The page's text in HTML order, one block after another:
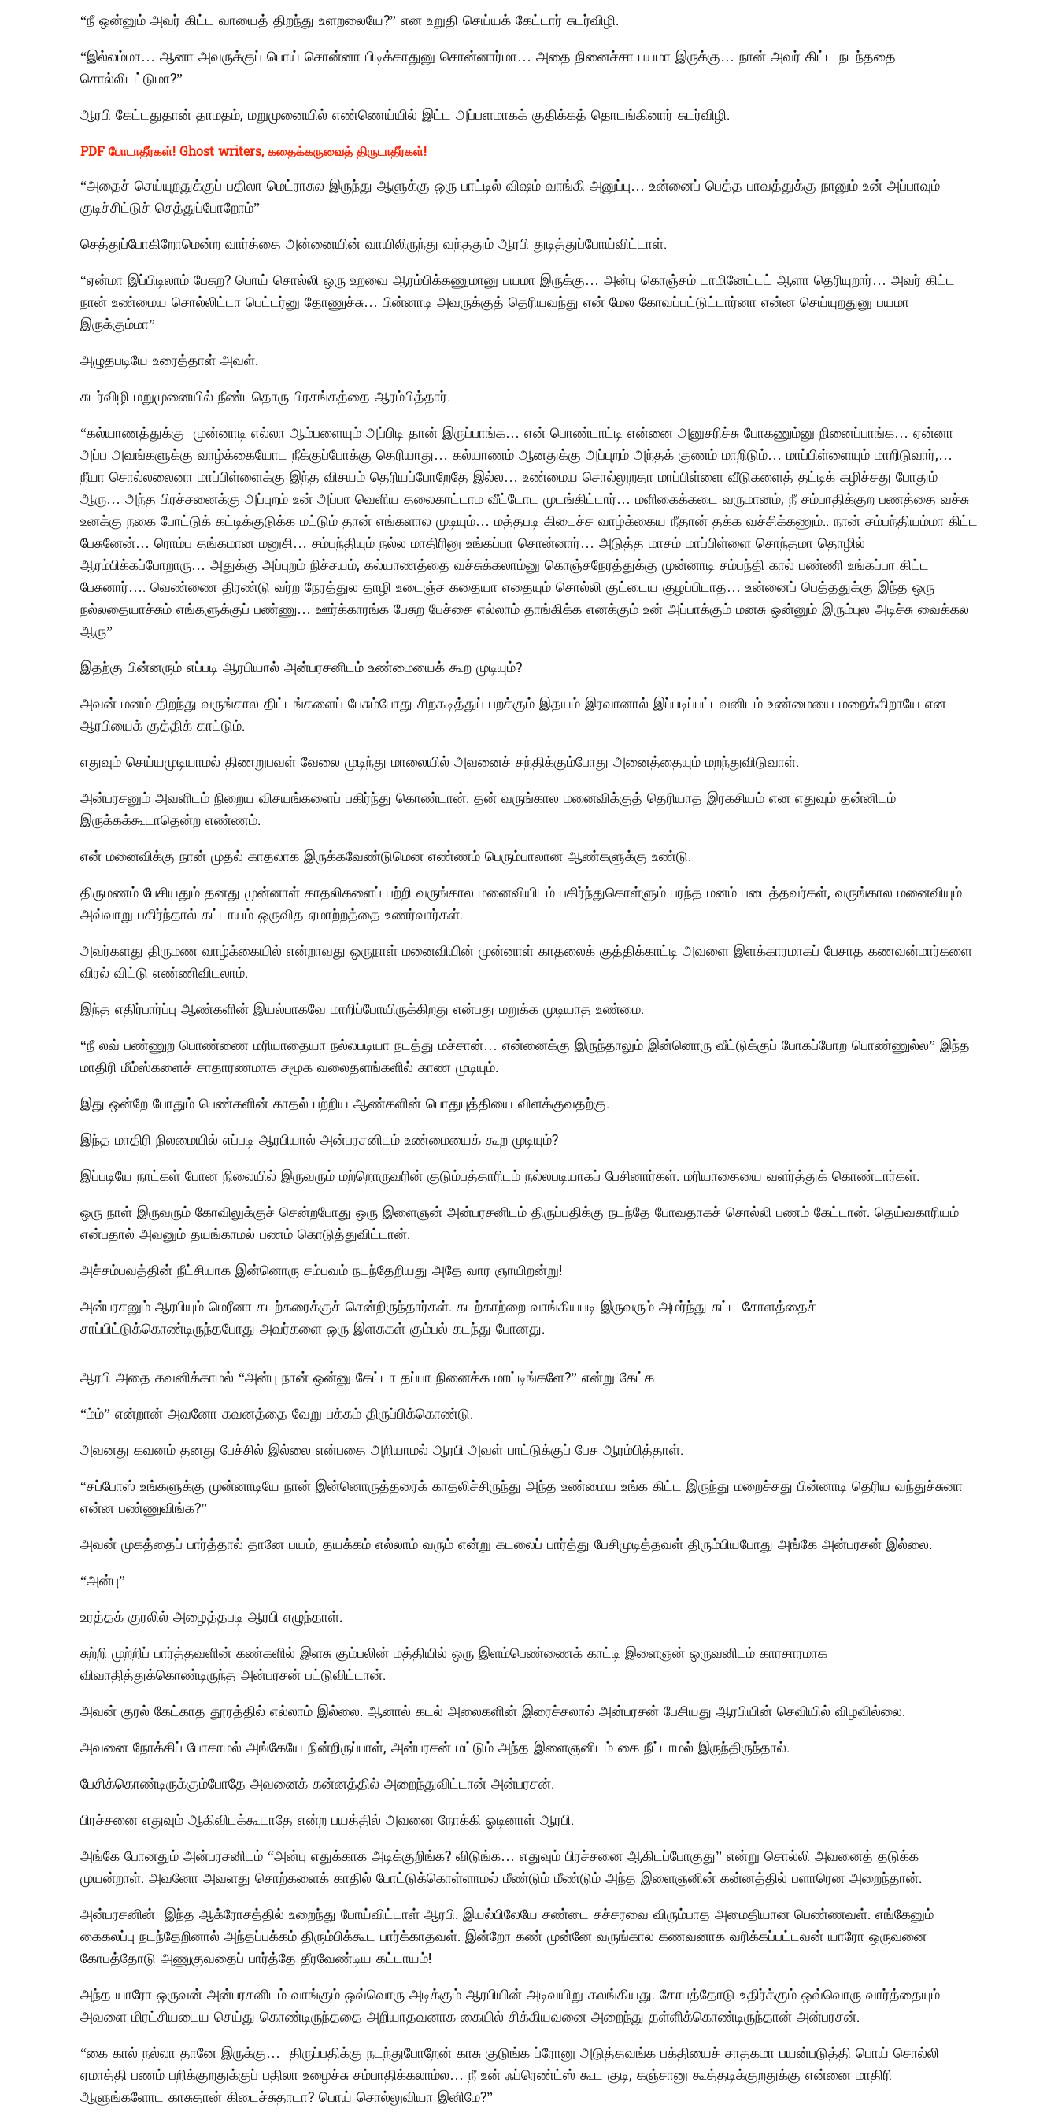
“நீ ஒன்னும் அவர் கிட்ட வாயைத் திறந்து உளறலையே?” என உறுதி செய்யக் கேட்டார் சுடர்விழி.
“இல்லம்மா… ஆனா அவருக்குப் பொய் சொன்னா பிடிக்காதுனு சொன்னார்மா… அதை நினைச்சா பயமா இருக்கு… நான் அவர் கிட்ட நடந்ததை
சொல்லிடட்டுமா?”
ஆரபி கேட்டதுதான் தாமதம், மறுமுனையில் எண்ணெய்யில் இட்ட அப்பளமாகக் குதிக்கத் தொடங்கினார் சுடர்விழி.
PDF போடாதீர்கள்! Ghost writers, கதைக்கருவைத் திருடாதீர்கள்!
“அதைச் செய்யுறதுக்குப் பதிலா மெட்ராசுல இருந்து ஆளுக்கு ஒரு பாட்டில் விஷம் வாங்கி அனுப்பு… உன்னைப் பெத்த பாவத்துக்கு நானும் உன் அப்பாவும்
குடிச்சிட்டுச் செத்துப்போறோம்”
செத்துப்போகிறோமென்ற வார்த்தை அன்னையின் வாயிலிருந்து வந்ததும் ஆரபி துடித்துப்போய்விட்டாள்.
“ஏன்மா இப்பிடிலாம் பேசுற? பொய் சொல்லி ஒரு உறவை ஆரம்பிக்கணுமானு பயமா இருக்கு… அன்பு கொஞ்சம் டாமினேட்டட் ஆளா தெரியுறார்… அவர் கிட்ட
நான் உண்மைய சொல்லிட்டா பெட்டர்னு தோணுச்சு… பின்னாடி அவருக்குத் தெரியவந்து என் மேல கோவப்பட்டுட்டார்னா என்ன செய்யுறதுனு பயமா
இருக்கும்மா”
அழுதபடியே உரைத்தாள் அவள்.
சுடர்விழி மறுமுனையில் நீண்டதொரு பிரசங்கத்தை ஆரம்பித்தார்.
“கல்யாணத்துக்கு முன்னாடி எல்லா ஆம்பளையும் அப்பிடி தான் இருப்பாங்க… என் பொண்டாட்டி என்னை அனுசரிச்சு போகணும்னு நினைப்பாங்க… ஏன்னா
அப்ப அவங்களுக்கு வாழ்க்கையோட நீக்குப்போக்கு தெரியாது… கல்யாணம் ஆனதுக்கு அப்புறம் அந்தக் குணம் மாறிடும்… மாப்பிள்ளையும் மாறிடுவார்,…
நீயா சொல்லலைனா மாப்பிள்ளைக்கு இந்த விசயம் தெரியப்போறேதே இல்ல… உண்மைய சொல்லுறதா மாப்பிள்ளை வீடுகளைத் தட்டிக் கழிச்சது போதும்
ஆரு… அந்த பிரச்சனைக்கு அப்புறம் உன் அப்பா வெளிய தலைகாட்டாம வீட்டோட முடங்கிட்டார்… மளிகைக்கடை வருமானம், நீ சம்பாதிக்குற பணத்தை வச்சு
உனக்கு நகை போட்டுக் கட்டிக்குடுக்க மட்டும் தான் எங்களால முடியும்… மத்தபடி கிடைச்ச வாழ்க்கைய நீதான் தக்க வச்சிக்கணும்.. நான் சம்பந்தியம்மா கிட்ட
பேசுனேன்… ரொம்ப தங்கமான மனுசி… சம்பந்தியும் நல்ல மாதிரினு உங்கப்பா சொன்னார்… அடுத்த மாசம் மாப்பிள்ளை சொந்தமா தொழில்
ஆரம்பிக்கப்போறாரு… அதுக்கு அப்புறம் நிச்சயம், கல்யாணத்தை வச்சுக்கலாம்னு கொஞ்சநேரத்துக்கு முன்னாடி சம்பந்தி கால் பண்ணி உங்கப்பா கிட்ட
பேசுனார்…. வெண்ணை திரண்டு வர்ற நேரத்துல தாழி உடைஞ்ச கதையா எதையும் சொல்லி குட்டைய குழப்பிடாத… உன்னைப் பெத்ததுக்கு இந்த ஒரு
நல்லதையாச்சும் எங்களுக்குப் பண்ணு… ஊர்க்காரங்க பேசுற பேச்சை எல்லாம் தாங்கிக்க எனக்கும் உன் அப்பாக்கும் மனசு ஒன்னும் இரும்புல அடிச்சு வைக்கல
ஆரு”
இதற்கு பின்னரும் எப்படி ஆரபியால் அன்பரசனிடம் உண்மையைக் கூற முடியும்?
அவன் மனம் திறந்து வருங்கால திட்டங்களைப் பேசும்போது சிறகடித்துப் பறக்கும் இதயம் இரவானால் இப்படிப்பட்டவனிடம் உண்மையை மறைக்கிறாயே என
ஆரபியைக் குத்திக் காட்டும்.
எதுவும் செய்யமுடியாமல் திணறுபவள் வேலை முடிந்து மாலையில் அவனைச் சந்திக்கும்போது அனைத்தையும் மறந்துவிடுவாள்.
அன்பரசனும் அவளிடம் நிறைய விசயங்களைப் பகிர்ந்து கொண்டான். தன் வருங்கால மனைவிக்குத் தெரியாத இரகசியம் என எதுவும் தன்னிடம்
இருக்கக்கூடாதென்ற எண்ணம்.
என் மனைவிக்கு நான் முதல் காதலாக இருக்கவேண்டுமென எண்ணம் பெரும்பாலான ஆண்களுக்கு உண்டு.
திருமணம் பேசியதும் தனது முன்னாள் காதலிகளைப் பற்றி வருங்கால மனைவியிடம் பகிர்ந்துகொள்ளும் பரந்த மனம் படைத்தவர்கள், வருங்கால மனைவியும்
அவ்வாறு பகிர்ந்தால் கட்டாயம் ஒருவித ஏமாற்றத்தை உணர்வார்கள்.
அவர்களது திருமண வாழ்க்கையில் என்றாவது ஒருநாள் மனைவியின் முன்னாள் காதலைக் குத்திக்காட்டி அவளை இளக்காரமாகப் பேசாத கணவன்மார்களை
விரல் விட்டு எண்ணிவிடலாம்.
இந்த எதிர்பார்ப்பு ஆண்களின் இயல்பாகவே மாறிப்போயிருக்கிறது என்பது மறுக்க முடியாத உண்மை.
“நீ லவ் பண்ணுற பொண்ணை மரியாதையா நல்லபடியா நடத்து மச்சான்… என்னைக்கு இருந்தாலும் இன்னொரு வீட்டுக்குப் போகப்போற பொண்ணுல்ல” இந்த
மாதிரி மீம்ஸ்களைச் சாதாரணமாக சமூக வலைதளங்களில் காண முடியும்.
இது ஒன்றே போதும் பெண்களின் காதல் பற்றிய ஆண்களின் பொதுபுத்தியை விளக்குவதற்கு.
இந்த மாதிரி நிலமையில் எப்படி ஆரபியால் அன்பரசனிடம் உண்மையைக் கூற முடியும்?
இப்படியே நாட்கள் போன நிலையில் இருவரும் மற்றொருவரின் குடும்பத்தாரிடம் நல்லபடியாகப் பேசினார்கள். மரியாதையை வளர்த்துக் கொண்டார்கள்.
ஒரு நாள் இருவரும் கோவிலுக்குச் சென்றபோது ஒரு இளைஞன் அன்பரசனிடம் திருப்பதிக்கு நடந்தே போவதாகச் சொல்லி பணம் கேட்டான். தெய்வகாரியம்
என்பதால் அவனும் தயங்காமல் பணம் கொடுத்துவிட்டான்.
அச்சம்பவத்தின் நீட்சியாக இன்னொரு சம்பவம் நடந்தேறியது அதே வார ஞாயிறன்று!
அன்பரசனும் ஆரபியும் மெரீனா கடற்கரைக்குச் சென்றிருந்தார்கள். கடற்காற்றை வாங்கியபடி இருவரும் அமர்ந்து சுட்ட சோளத்தைச்
சாப்பிட்டுக்கொண்டிருந்தபோது அவர்களை ஒரு இளசுகள் கும்பல் கடந்து போனது.
ஆரபி அதை கவனிக்காமல் “அன்பு நான் ஒன்னு கேட்டா தப்பா நினைக்க மாட்டிங்களே?” என்று கேட்க
“ம்ம்” என்றான் அவனோ கவனத்தை வேறு பக்கம் திருப்பிக்கொண்டு.
அவனது கவனம் தனது பேச்சில் இல்லை என்பதை அறியாமல் ஆரபி அவள் பாட்டுக்குப் பேச ஆரம்பித்தாள்.
“சப்போஸ் உங்களுக்கு முன்னாடியே நான் இன்னொருத்தரைக் காதலிச்சிருந்து அந்த உண்மைய உங்க கிட்ட இருந்து மறைச்சது பின்னாடி தெரிய வந்துச்சுனா
என்ன பண்ணுவிங்க?”
அவன் முகத்தைப் பார்த்தால் தானே பயம், தயக்கம் எல்லாம் வரும் என்று கடலைப் பார்த்து பேசிமுடித்தவள் திரும்பியபோது அங்கே அன்பரசன் இல்லை.
“அன்பு”
உரத்தக் குரலில் அழைத்தபடி ஆரபி எழுந்தாள்.
சுற்றி முற்றிப் பார்த்தவளின் கண்களில் இளசு கும்பலின் மத்தியில் ஒரு இளம்பெண்ணைக் காட்டி இளைஞன் ஒருவனிடம் காரசாரமாக
விவாதித்துக்கொண்டிருந்த அன்பரசன் பட்டுவிட்டான்.
அவன் குரல் கேட்காத தூரத்தில் எல்லாம் இல்லை. ஆனால் கடல் அலைகளின் இரைச்சலால் அன்பரசன் பேசியது ஆரபியின் செவியில் விழவில்லை.
அவனை நோக்கிப் போகாமல் அங்கேயே நின்றிருப்பாள், அன்பரசன் மட்டும் அந்த இளைஞனிடம் கை நீட்டாமல் இருந்திருந்தால்.
பேசிக்கொண்டிருக்கும்போதே அவனைக் கன்னத்தில் அறைந்துவிட்டான் அன்பரசன்.
பிரச்சனை எதுவும் ஆகிவிடக்கூடாதே என்ற பயத்தில் அவனை நோக்கி ஓடினாள் ஆரபி.
அங்கே போனதும் அன்பரசனிடம் “அன்பு எதுக்காக அடிக்குறிங்க? விடுங்க… எதுவும் பிரச்சனை ஆகிடப்போகுது” என்று சொல்லி அவனைத் தடுக்க
முயன்றாள். அவனோ அவளது சொற்களைக் காதில் போட்டுக்கொள்ளாமல் மீண்டும் மீண்டும் அந்த இளைஞனின் கன்னத்தில் பளாரென அறைந்தான்.
அன்பரசனின் இந்த ஆக்ரோசத்தில் உறைந்து போய்விட்டாள் ஆரபி. இயல்பிலேயே சண்டை சச்சரவை விரும்பாத அமைதியான பெண்ணவள். எங்கேனும்
கைகலப்பு நடந்தேறினால் அந்தப்பக்கம் திரும்பிக்கூட பார்க்காதவள். இன்றோ கண் முன்னே வருங்கால கணவனாக வரிக்கப்பட்டவன் யாரோ ஒருவனை
கோபத்தோடு அணுகுவதைப் பார்த்தே தீரவேண்டிய கட்டாயம்!
அந்த யாரோ ஒருவன் அன்பரசனிடம் வாங்கும் ஒவ்வொரு அடிக்கும் ஆரபியின் அடிவயிறு கலங்கியது. கோபத்தோடு உதிர்க்கும் ஒவ்வொரு வார்த்தையும்
அவளை மிரட்சியடைய செய்து கொண்டிருந்ததை அறியாதவனாக கையில் சிக்கியவனை அறைந்து தள்ளிக்கொண்டிருந்தான் அன்பரசன்.
“கை கால் நல்லா தானே இருக்கு… திருப்பதிக்கு நடந்துபோறேன் காசு குடுங்க ப்ரோனு அடுத்தவங்க பக்தியைச் சாதகமா பயன்படுத்தி பொய் சொல்லி
ஏமாத்தி பணம் பறிக்குறதுக்குப் பதிலா உழைச்சு சம்பாதிக்கலாம்ல… நீ உன் ஃப்ரெண்ட்ஸ் கூட குடி, கஞ்சானு கூத்தடிக்குறதுக்கு என்னை மாதிரி
ஆளுங்களோட காசுதான் கிடைச்சுதாடா? பொய் சொல்லுவியா இனிமே?”